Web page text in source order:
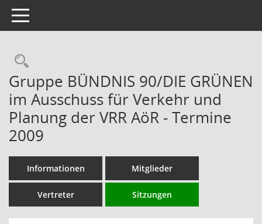
Toggle navigation
Rechercheauswahl
Gruppe BÜNDNIS 90/DIE GRÜNEN
im Ausschuss für Verkehr und
Planung der VRR AöR - Termine
2009
Informationen Mitglieder
Vertreter Sitzungen